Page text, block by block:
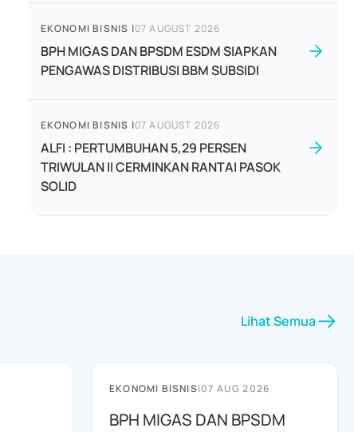
EKONOMI BISNIS |07 AUGUST 2026
BPH MIGAS DAN BPSDM ESDM SIAPKAN
PENGAWAS DISTRIBUSI BBM SUBSIDI
EKONOMI BISNIS |07 AUGUST 2026
ALFI : PERTUMBUHAN 5,29 PERSEN
TRIWULAN II CERMINKAN RANTAI PASOK
SOLID
Lihat Semua
EKONOMI BISNIS|07 AUG 2026
BPH MIGAS DAN BPSDM